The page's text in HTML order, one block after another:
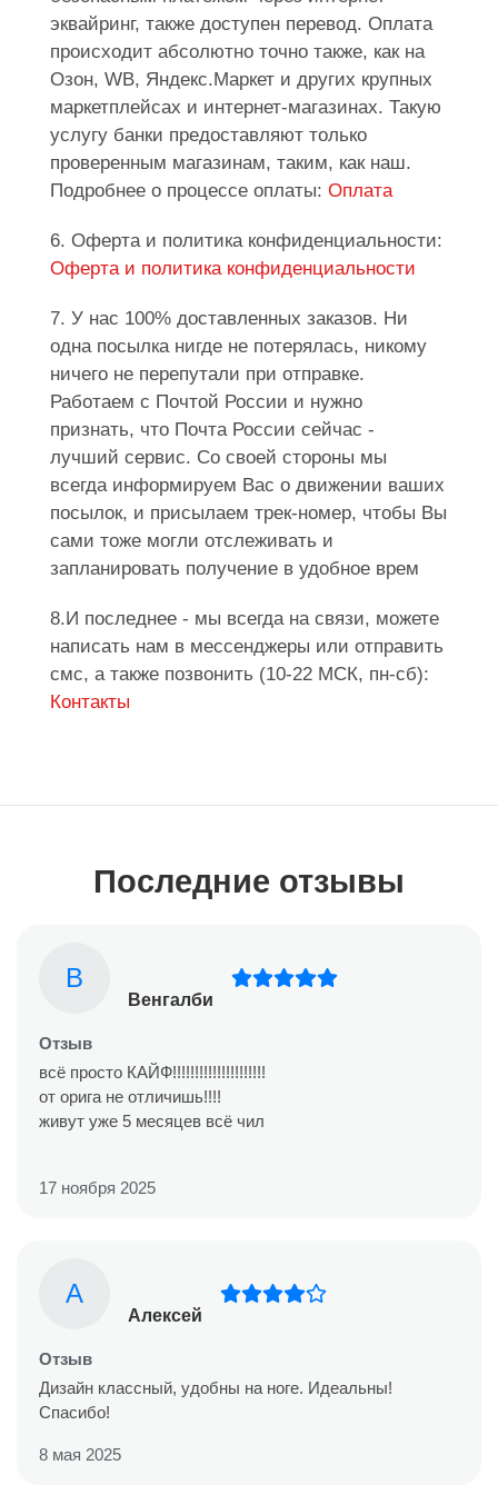
эквайринг, также доступен перевод. Оплата
происходит абсолютно точно также, как на
Озон, WB, Яндекс.Маркет и других крупных
маркетплейсах и интернет-магазинах. Такую
услугу банки предоставляют только
проверенным магазинам, таким, как наш.
Подробнее о процессе оплаты: Оплата
6. Оферта и политика конфиденциальности:
Оферта и политика конфиденциальности
7. У нас 100% доставленных заказов. Ни
одна посылка нигде не потерялась, никому
ничего не перепутали при отправке.
Работаем с Почтой России и нужно
признать, что Почта России сейчас -
лучший сервис. Со своей стороны мы
всегда информируем Вас о движении ваших
посылок, и присылаем трек-номер, чтобы Вы
сами тоже могли отслеживать и
запланировать получение в удобное врем
8.И последнее - мы всегда на связи, можете
написать нам в мессенджеры или отправить
смс, а также позвонить (10-22 МСК, пн-сб):
Контакты
Последние отзывы
В
Венгалби
Отзыв
всё просто КАЙФ!!!!!!!!!!!!!!!!!!!!!
от орига не отличишь!!!!
живут уже 5 месяцев всё чил
17 ноября 2025
А
Алексей
Отзыв
Дизайн классный, удобны на ноге. Идеальны!
Спасибо!
8 мая 2025